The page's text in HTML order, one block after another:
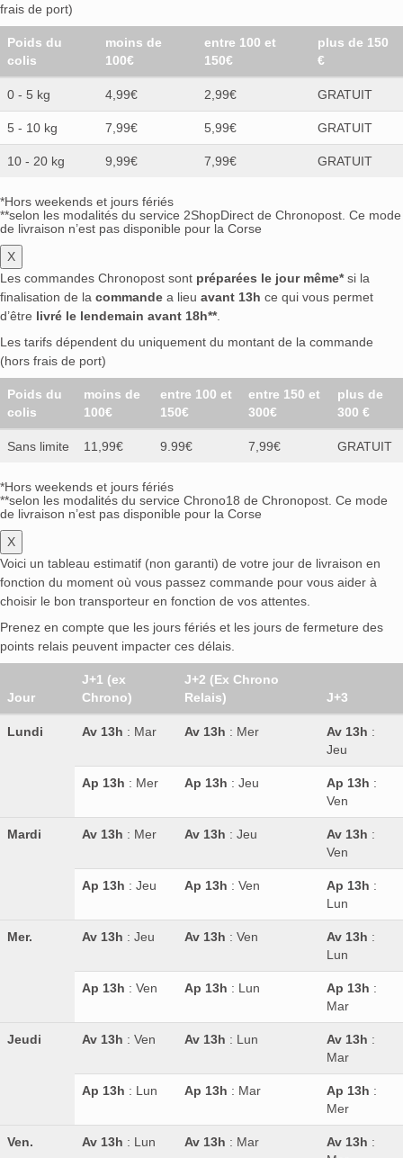
frais de port)
Poids du
colis
moins de
100€
entre 100 et
150€
plus de 150
€
0 - 5 kg 4,99€ 2,99€ GRATUIT
5 - 10 kg 7,99€ 5,99€ GRATUIT
10 - 20 kg 9,99€ 7,99€ GRATUIT
*Hors weekends et jours fériés
**selon les modalités du service 2ShopDirect de Chronopost. Ce mode
de livraison n’est pas disponible pour la Corse
X
Les commandes Chronopost sont préparées le jour même*si la
finalisation de la commande a lieu avant 13h ce qui vous permet
d’être livré le lendemain avant 18h**.
Les tarifs dépendent du uniquement du montant de la commande
(hors frais de port)
Poids du
colis
moins de
100€
entre 100 et
150€
entre 150 et
300€
plus de
300 €
Sans limite 11,99€ 9.99€ 7,99€ GRATUIT
*Hors weekends et jours fériés
**selon les modalités du service Chrono18 de Chronopost. Ce mode
de livraison n’est pas disponible pour la Corse
X
Voici un tableau estimatif (non garanti) de votre jour de livraison en
fonction du moment où vous passez commande pour vous aider à
choisir le bon transporteur en fonction de vos attentes.
Prenez en compte que les jours fériés et les jours de fermeture des
points relais peuvent impacter ces délais.
Jour
J+1 (ex
Chrono)
J+2 (Ex Chrono
Relais)
J+3
Lundi Av 13h : Mar Av 13h : Mer Av 13h :
Jeu
Ap 13h : Mer Ap 13h : Jeu Ap 13h :
Ven
Mardi Av 13h : Mer Av 13h : Jeu Av 13h :
Ven
Ap 13h : Jeu Ap 13h : Ven Ap 13h :
Lun
Mer. Av 13h : Jeu Av 13h : Ven Av 13h :
Lun
Ap 13h : Ven Ap 13h : Lun Ap 13h :
Mar
Jeudi Av 13h : Ven Av 13h : Lun Av 13h :
Mar
Ap 13h : Lun Ap 13h : Mar Ap 13h :
Mer
Ven. Av 13h : Lun Av 13h : Mar Av 13h :